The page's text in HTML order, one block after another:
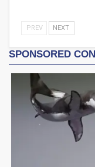
PREV NEXT